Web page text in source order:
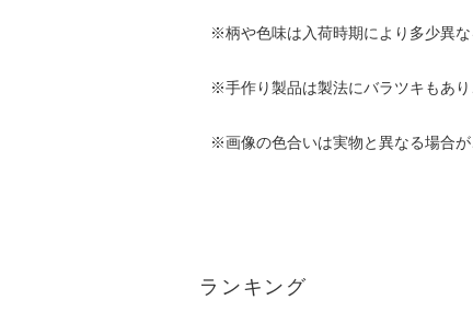
※柄や色味は入荷時期により多少異な
※手作り製品は製法にバラツキもあ
※画像の色合いは実物と異なる場合
ランキング